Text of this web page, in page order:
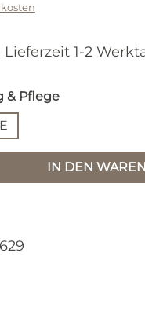
1-2
& Pflegeauswählen
den
IN DEN